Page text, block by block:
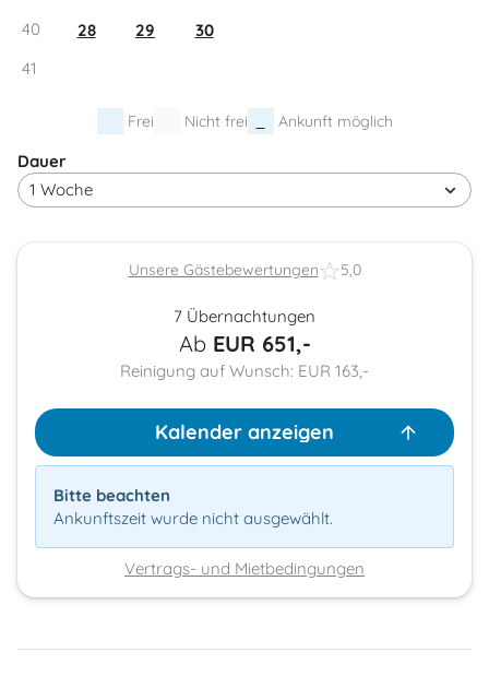
40
28 29
30
41
Frei Nicht frei Ankunft möglich
Dauer
Unsere Gästebewertungen 5,0
7 Übernachtungen
Ab EUR 651,-
Reinigung auf Wunsch: EUR 163,-
Kalender anzeigen
Bitte beachten
Ankunftszeit wurde nicht ausgewählt.
Vertrags- und Mietbedingungen